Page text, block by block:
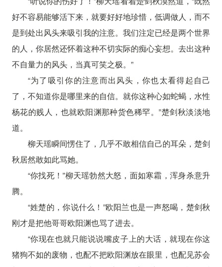
好不容易能够活下来，就要好好地珍惜，低调做人，而不
是到处出风头来吸引我的注意。我们注定已经是两个世界
的人，你居然还怀着这种不切实际的痴心妄想。去出这种
不自量力的风头，当真可笑之极。”
“为了吸引你的注意而出风头，你也太看得起自己
了，不知道你是哪里来的自信。就你这种心如蛇蝎，水性
杨花的贱人，也就欧阳渊那种货色稀罕。”楚剑秋淡淡地
道。
柳天瑶瞬间愣住了，几乎不敢相信自己的耳朵，楚剑
秋居然敢如此骂她。
“你找死！”柳天瑶勃然大怒，面如寒霜，浑身杀意升
腾。
“姓楚的，你说什么！”欧阳兰也是一声怒喝，楚剑秋
刚才是把他哥哥欧阳渊也骂了进去。
“你现在也就只能说说嘴皮子上的大话，就现在你这
猪狗不如的废物，也配不把欧阳渊放在眼里，也配见苏会